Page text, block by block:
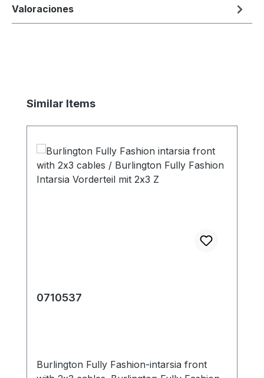
Valoraciones
Omitir la galería de productos
Similar Items
0710537
Burlington Fully Fashion-intarsia front